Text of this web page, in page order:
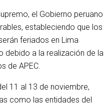
el Gobierno peruano
estableciendo que los
feriados en Lima
debido a la realización de la
de APEC.
11 al 13 de noviembre,
como las entidades del